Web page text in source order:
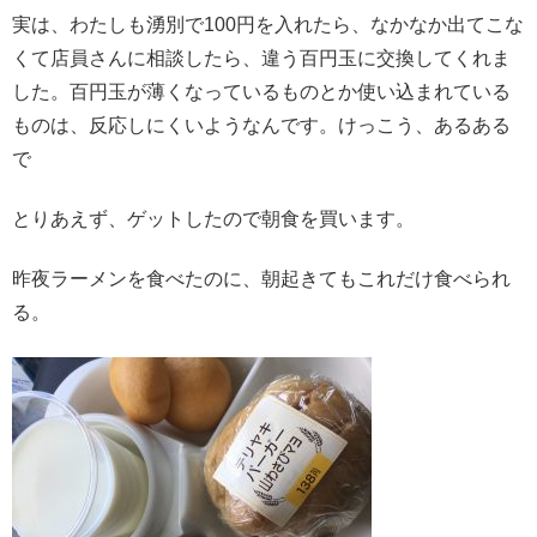
実は、わたしも湧別で100円を入れたら、なかなか出てこな
くて店員さんに相談したら、違う百円玉に交換してくれま
した。百円玉が薄くなっているものとか使い込まれている
ものは、反応しにくいようなんです。けっこう、あるある
で
とりあえず、ゲットしたので朝食を買います。
昨夜ラーメンを食べたのに、朝起きてもこれだけ食べられ
る。